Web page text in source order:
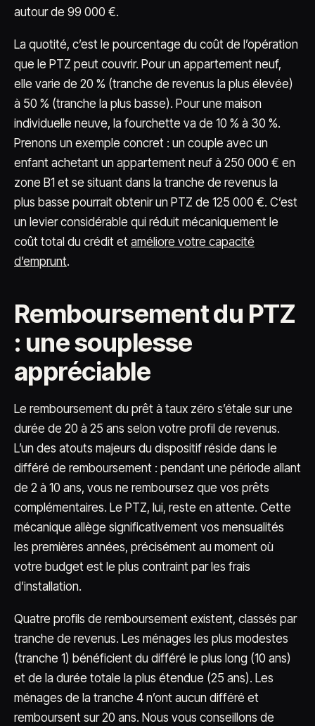
autour de 99 000 €.
La quotité, c’est le pourcentage du coût de l’opération
que le PTZ peut couvrir. Pour un appartement neuf,
elle varie de 20 % (tranche de revenus la plus élevée)
à 50 % (tranche la plus basse). Pour une maison
individuelle neuve, la fourchette va de 10 % à 30 %.
Prenons un exemple concret : un couple avec un
enfant achetant un appartement neuf à 250 000 € en
zone B1 et se situant dans la tranche de revenus la
plus basse pourrait obtenir un PTZ de 125 000 €. C’est
un levier considérable qui réduit mécaniquement le
coût total du crédit et améliore votre capacité
d’emprunt.
Remboursement du PTZ
: une souplesse
appréciable
Le remboursement du prêt à taux zéro s’étale sur une
durée de 20 à 25 ans selon votre profil de revenus.
L’un des atouts majeurs du dispositif réside dans le
différé de remboursement : pendant une période allant
de 2 à 10 ans, vous ne remboursez que vos prêts
complémentaires. Le PTZ, lui, reste en attente. Cette
mécanique allège significativement vos mensualités
les premières années, précisément au moment où
votre budget est le plus contraint par les frais
d’installation.
Quatre profils de remboursement existent, classés par
tranche de revenus. Les ménages les plus modestes
(tranche 1) bénéficient du différé le plus long (10 ans)
et de la durée totale la plus étendue (25 ans). Les
ménages de la tranche 4 n’ont aucun différé et
remboursent sur 20 ans. Nous vous conseillons de